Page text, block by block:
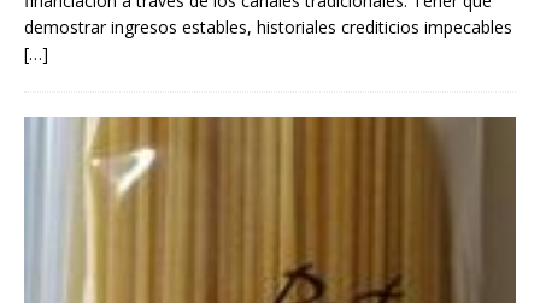
demostrar ingresos estables, historiales crediticios impecables
[…]